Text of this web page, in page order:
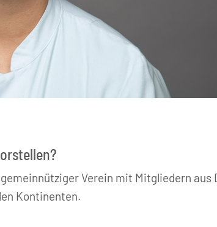
Verein mit Mitgliedern
Kontinenten.